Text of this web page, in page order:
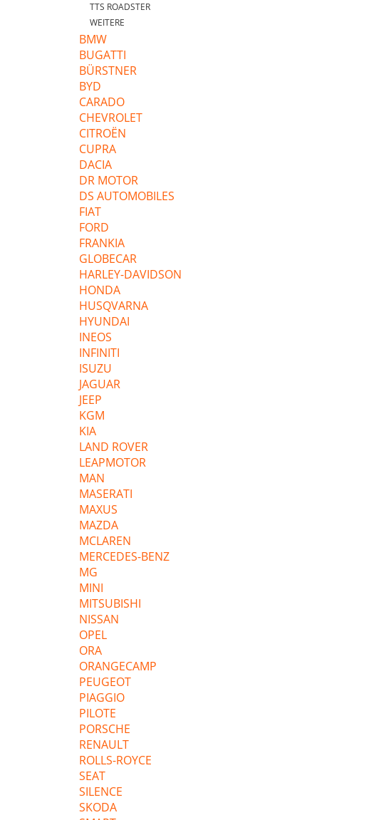
TTS ROADSTER
WEITERE
BMW
BUGATTI
BÜRSTNER
BYD
CARADO
CHEVROLET
CITROËN
CUPRA
DACIA
DR MOTOR
DS AUTOMOBILES
FIAT
FORD
FRANKIA
GLOBECAR
HARLEY-DAVIDSON
HONDA
HUSQVARNA
HYUNDAI
INEOS
INFINITI
ISUZU
JAGUAR
JEEP
KGM
KIA
LAND ROVER
LEAPMOTOR
MAN
MASERATI
MAXUS
MAZDA
MCLAREN
MERCEDES-BENZ
MG
MINI
MITSUBISHI
NISSAN
OPEL
ORA
ORANGECAMP
PEUGEOT
PIAGGIO
PILOTE
PORSCHE
RENAULT
ROLLS-ROYCE
SEAT
SILENCE
SKODA